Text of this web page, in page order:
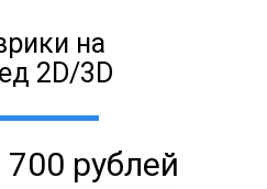
на
2D/3D
рублей